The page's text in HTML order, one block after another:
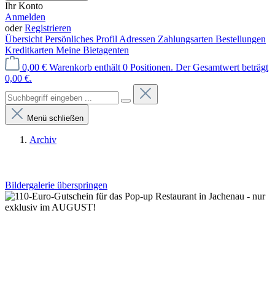
Ihr Konto
Anmelden
oderRegistrieren
Übersicht Persönliches Profil Adressen Zahlungsarten Bestellungen
Kreditkarten Meine Bietagenten
0,00 € Warenkorb enthält 0 Positionen. Der Gesamtwert beträgt
0,00 €.
Menü schließen
Archiv
Bildergalerie überspringen